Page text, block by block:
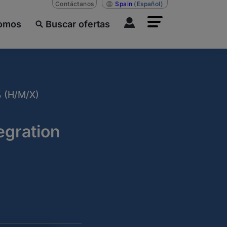
Buscar ofertas
Contáctanos Spain (Español)
(H/M/X)